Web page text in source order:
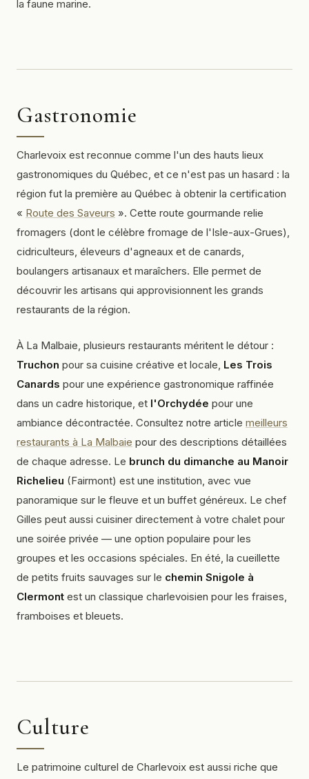
la faune marine.
Gastronomie
Charlevoix est reconnue comme l'un des hauts lieux
gastronomiques du Québec, et ce n'est pas un hasard : la
région fut la première au Québec à obtenir la certification
« Route des Saveurs ». Cette route gourmande relie
fromagers (dont le célèbre fromage de l'Isle-aux-Grues),
cidriculteurs, éleveurs d'agneaux et de canards,
boulangers artisanaux et maraîchers. Elle permet de
découvrir les artisans qui approvisionnent les grands
restaurants de la région.
À La Malbaie, plusieurs restaurants méritent le détour :
Truchon pour sa cuisine créative et locale, Les Trois
Canards pour une expérience gastronomique raffinée
dans un cadre historique, et l'Orchydée pour une
ambiance décontractée. Consultez notre article meilleurs
restaurants à La Malbaie pour des descriptions détaillées
de chaque adresse. Le brunch du dimanche au Manoir
Richelieu (Fairmont) est une institution, avec vue
panoramique sur le fleuve et un buffet généreux. Le chef
Gilles peut aussi cuisiner directement à votre chalet pour
une soirée privée — une option populaire pour les
groupes et les occasions spéciales. En été, la cueillette
de petits fruits sauvages sur le chemin Snigole à
Clermont est un classique charlevoisien pour les fraises,
framboises et bleuets.
Culture
Le patrimoine culturel de Charlevoix est aussi riche que